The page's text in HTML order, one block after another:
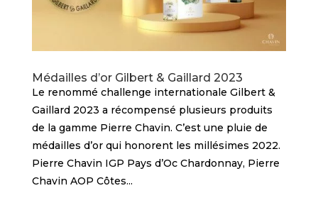
Médailles d’or Gilbert & Gaillard 2023
Le renommé challenge internationale Gilbert &
Gaillard 2023 a récompensé plusieurs produits
de la gamme Pierre Chavin. C’est une pluie de
médailles d’or qui honorent les millésimes 2022.
Pierre Chavin IGP Pays d’Oc Chardonnay, Pierre
Chavin AOP Côtes...